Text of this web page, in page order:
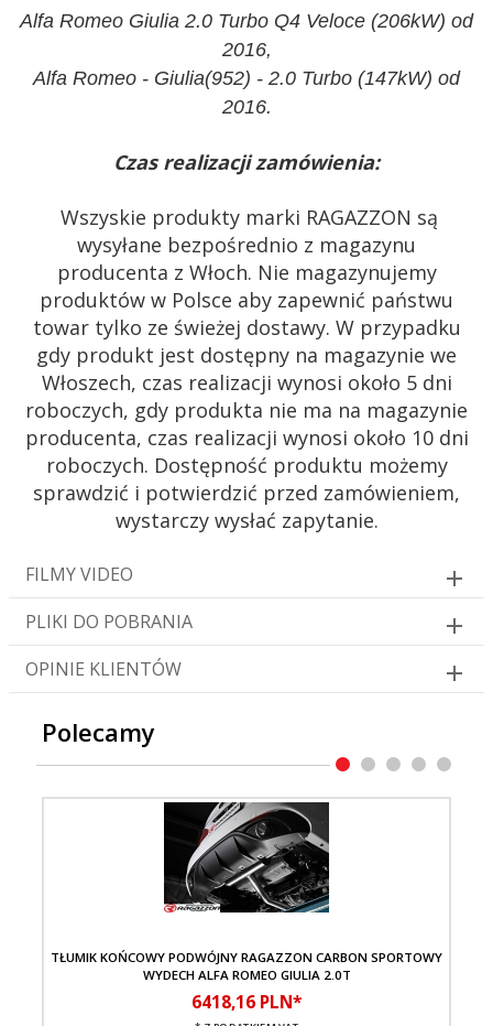
Alfa Romeo Giulia 2.0 Turbo Q4 Veloce (206kW) od
2016,
Alfa Romeo - Giulia(952) - 2.0 Turbo (147kW) od
2016.
Czas realizacji zamówienia:
Wszyskie produkty marki RAGAZZON są
wysyłane bezpośrednio z magazynu
producenta z Włoch. Nie magazynujemy
produktów w Polsce aby zapewnić państwu
towar tylko ze świeżej dostawy. W przypadku
gdy produkt jest dostępny na magazynie we
Włoszech, czas realizacji wynosi około 5 dni
roboczych, gdy produkta nie ma na magazynie
producenta, czas realizacji wynosi około 10 dni
roboczych. Dostępność produktu możemy
sprawdzić i potwierdzić przed zamówieniem,
wystarczy wysłać zapytanie.
FILMY VIDEO
PLIKI DO POBRANIA
OPINIE KLIENTÓW
Polecamy
TŁUMIK KOŃCOWY PODWÓJNY RAGAZZON CARBON SPORTOWY
WYDECH ALFA ROMEO GIULIA 2.0T
6418,16 PLN*